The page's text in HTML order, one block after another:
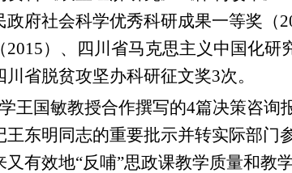
政府社会科学优秀科研成果一等奖（
2015）、四川省马克思主义中国化研
省脱贫攻坚办科研征文奖3次。
王国敏教授合作撰写的4篇决策咨
王东明同志的重要批示并转实际部门
有效地“反哺”思政课教学质量和教